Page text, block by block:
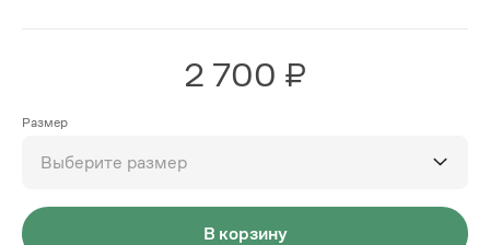
2 700 ₽
Размер
Выберите размер
В корзину